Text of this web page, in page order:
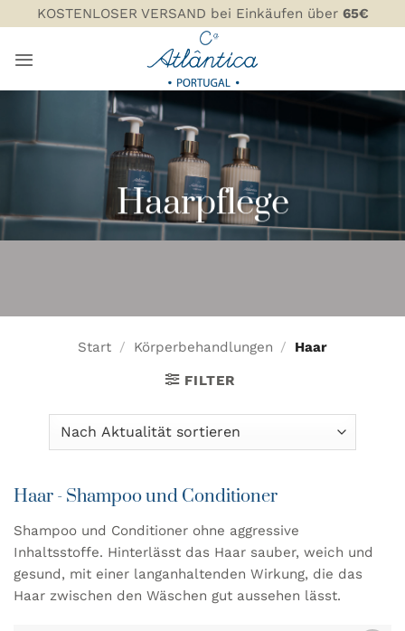
Inhalt
springen
KOSTENLOSER VERSAND bei Einkäufen über 65€
Haarpflege
Start / Körperbehandlungen / Haar
FILTER
Haar - Shampoo und Conditioner
Shampoo und Conditioner ohne aggressive
Inhaltsstoffe. Hinterlässt das Haar sauber, weich und
gesund, mit einer langanhaltenden Wirkung, die das
Haar zwischen den Wäschen gut aussehen lässt.